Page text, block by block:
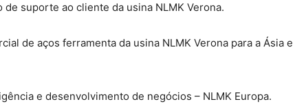
suporte ao cliente da usina NLMK Verona.
de aços ferramenta da usina NLMK Verona para a Ásia e
e desenvolvimento de negócios – NLMK Europa.